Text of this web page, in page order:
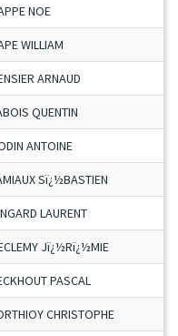
NOE
WILLIAM
ARNAUD
QUENTIN
ANTOINE
Sï¿½BASTIEN
LAURENT
Jï¿½Rï¿½MIE
PASCAL
CHRISTOPHE